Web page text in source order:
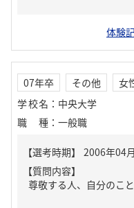
体験
07年卒 その他
女
学校名 ： 中央大学
職種 ： 一般職
【質問内容】
尊敬する人、自分のこ